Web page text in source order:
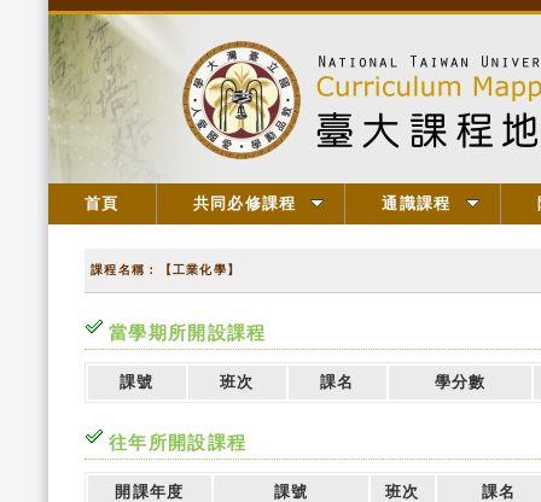
首頁 共同必修課程 通識課程
課程名稱：【工業化學】
當學期所開設課程
課號 班次 課名 學分數
往年所開設課程
開課年度 課號 班次
課名